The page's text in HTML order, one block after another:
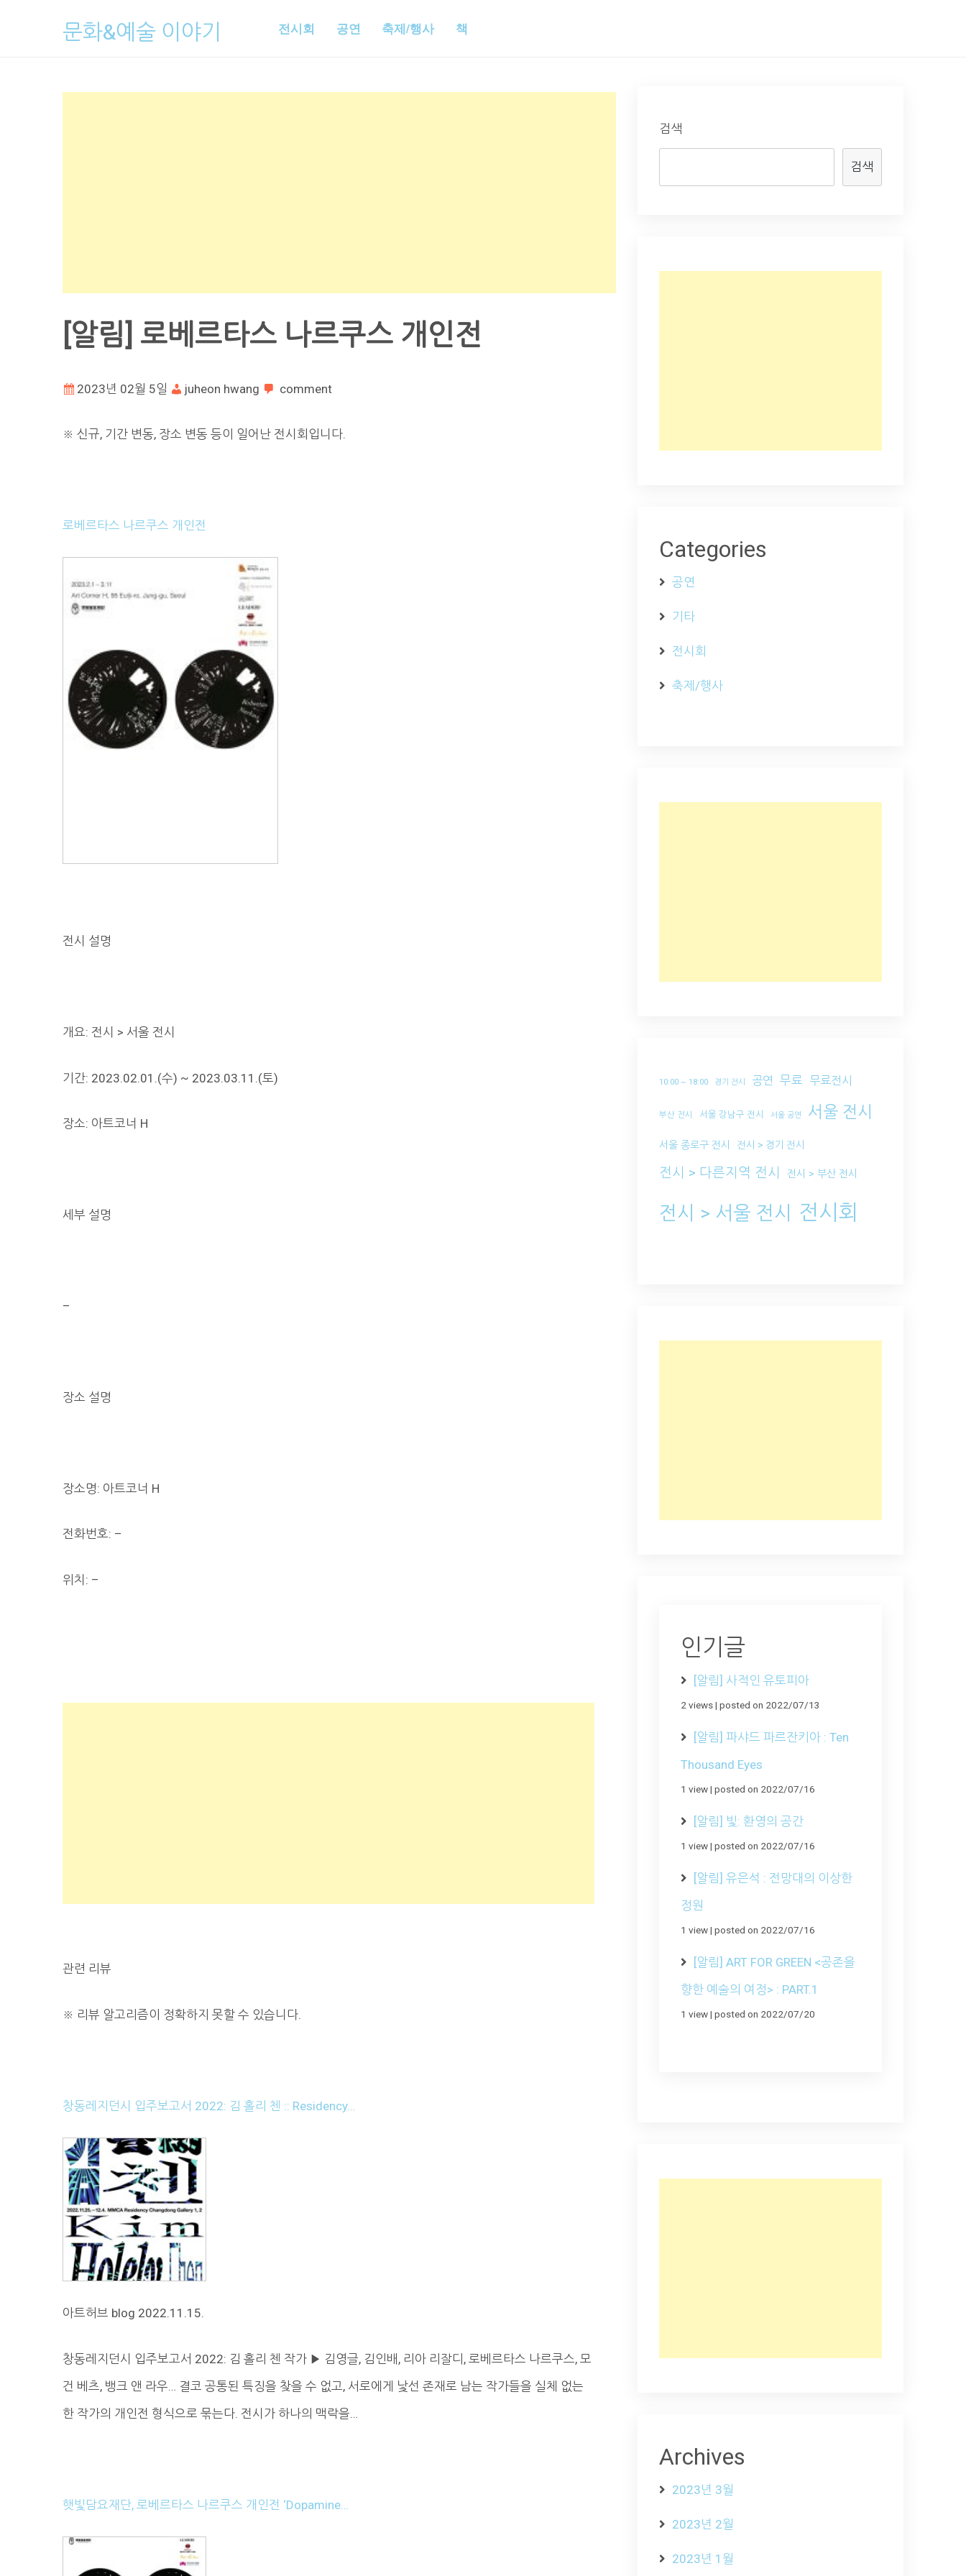
문화&예술 이야기 전시회 공연 축제/행사 책
[알림] 로베르타스 나르쿠스 개인전
2023년 02월 5일 juheon hwang comment
※ 신규, 기간 변동, 장소 변동 등이 일어난 전시회입니다.
로베르타스 나르쿠스 개인전
전시 설명
개요: 전시 > 서울 전시
기간: 2023.02.01.(수) ~ 2023.03.11.(토)
장소: 아트코너 H
세부 설명
–
장소 설명
장소명: 아트코너 H
전화번호: –
위치: –
관련 리뷰
※ 리뷰 알고리즘이 정확하지 못할 수 있습니다.
창동레지던시 입주보고서 2022: 김 홀리 첸 :: Residency…
아트허브 blog 2022.11.15.
창동레지던시 입주보고서 2022: 김 홀리 첸 작가 ▶ 김영글, 김인배, 리아 리잘디, 로베르타스 나르쿠스, 모
건 베츠, 뱅크 앤 라우… 결코 공통된 특징을 찾을 수 없고, 서로에게 낯선 존재로 남는 작가들을 실체 없는
한 작가의 개인전 형식으로 묶는다. 전시가 하나의 맥락을…
햇빛담요재단, 로베르타스 나르쿠스 개인전 ‘Dopamine…
검색
검색
Categories
공연
기타
전시회
축제/행사
10:00 ~ 18:00 경기 전시 공연 무료 무료전시
부산 전시 서울 강남구 전시 서울 공연 서울 전시
서울 종로구 전시 전시 > 경기 전시
전시 > 다른지역 전시 전시 > 부산 전시
전시 > 서울 전시 전시회
인기글
[알림] 사적인 유토피아
2 views| posted on 2022/07/13
[알림] 파샤드 파르잔키아 : Ten
Thousand Eyes
1 view| posted on 2022/07/16
[알림] 빛: 환영의 공간
1 view| posted on 2022/07/16
[알림] 유은석 : 전망대의 이상한
정원
1 view| posted on 2022/07/16
[알림] ART FOR GREEN <공존을
향한 예술의 여정> : PART.1
1 view| posted on 2022/07/20
Archives
2023년 3월
2023년 2월
2023년 1월